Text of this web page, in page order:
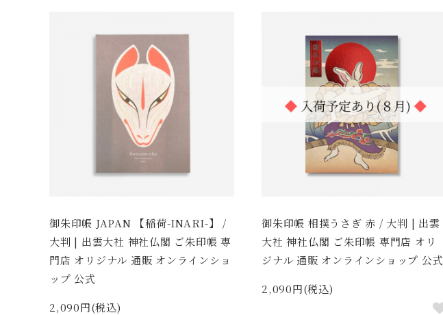
御朱印帳 JAPAN 【稲荷-INARI-】 /
大判 | 出雲大社 神社仏閣 ご朱印帳 専
門店 オリジナル 通販 オンラインショ
ップ 公式
2,090円(税込)
御朱印帳 相撲うさぎ 赤 / 大判 | 出雲
大社 神社仏閣 ご朱印帳 専門店 オリ
ジナル 通販 オンラインショップ 公式
2,090円(税込)